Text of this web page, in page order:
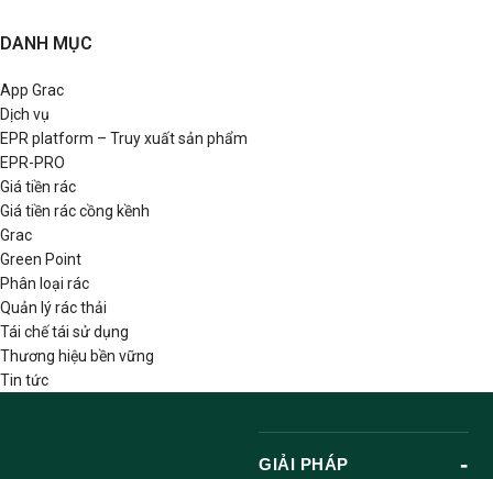
DANH MỤC
App Grac
Dịch vụ
EPR platform – Truy xuất sản phẩm
EPR-PRO
Giá tiền rác
Giá tiền rác cồng kềnh
Grac
Green Point
Phân loại rác
Quản lý rác thải
Tái chế tái sử dụng
Thương hiệu bền vững
Tin tức
GIẢI PHÁP